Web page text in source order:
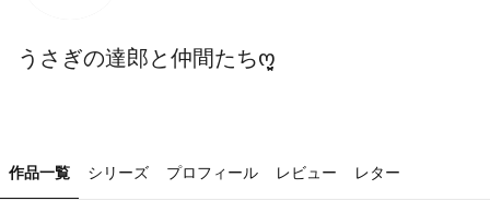
うさぎの達郎と仲間たちო͈̮
作品一覧 シリーズ プロフィール レビュー レター